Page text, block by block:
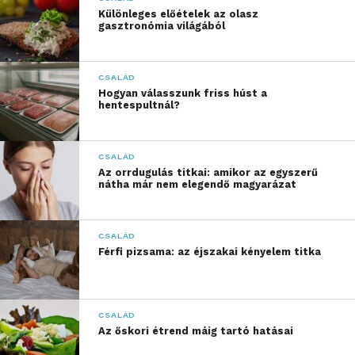
amelyek együtt teszik őket maradandó élménnyé. A
Patrik, a pingvin
Kinek ajánlható?
A könyv ideális választás:
óvodás és kisiskolás korú gyerekeknek
akik szeretik az állatos, kalandos meséket,
szülőknek és pedagógusoknak
olvasáshoz és beszélgetésekhez keresnek
tartalmas mesét,
valamintminden meseolvasónak, aki
értékeli a kedves történeteket és a minőségi
illusztrációkat.
Különleges előételek az olasz
gasztronómia világából
CSALÁD
Hogyan válasszunk friss húst a
hentespultnál?
CSALÁD
Az orrdugulás titkai: amikor az egyszerű
nátha már nem elegendő magyarázat
CSALÁD
Férfi pizsama: az éjszakai kényelem titka
CSALÁD
Az őskori étrend máig tartó hatásai